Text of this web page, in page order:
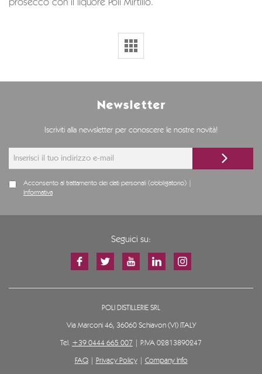
prosecco con il liquore Poli Mirtillo.
Newsletter
Iscriviti alla newsletter per conoscere le nostre novità!
Acconsento al trattamento dei dati personali (obbligatorio) |
Informativa
Seguici su:
POLI DISTILLERIE SRL
Via Marconi 46, 36060 Schiavon (VI) ITALY
Tel. +39 0444 665 007 | P.IVA 02813890247
FAQ| Privacy Policy| Company Info